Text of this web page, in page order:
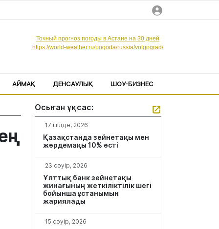
Точный прогноз погоды в Астане на 30 дней
https://world-weather.ru/pogoda/russia/volgograd/
АЙМАҚ ДЕНСАУЛЫҚ ШОУ-БИЗНЕС
Осыған ұқсас:
17 шілде, 2026
Қазақстанда зейнетақы мен
жәрдемақы 10% өсті
23 сәуір, 2026
Ұлттық банк зейнетақы
жинағының жеткіліктілік шегі
бойынша ұстанымын
жариялады
15 сәуір, 2026